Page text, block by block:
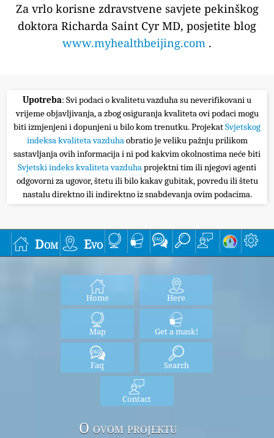
Za vrlo korisne zdravstvene savjete pekinškog
doktora Richarda Saint Cyr MD, posjetite blog
www.myhealthbeijing.com .
Upotreba: Svi podaci o kvalitetu vazduha su neverifikovani u
vrijeme objavljivanja, a zbog osiguranja kvaliteta ovi podaci mogu
biti izmjenjeni i dopunjeni u bilo kom trenutku. ProjekatSvjetskog
indeksa kvaliteta vazduhaobratio je veliku pažnju prilikom
sastavljanja ovih informacija i ni pod kakvim okolnostima neće biti
Svjetski indeks kvaliteta vazduhaprojektni tim ili njegovi agenti
odgovorni za ugovor, štetu ili bilo kakav gubitak, povredu ili štetu
nastalu direktno ili indirektno iz snabdevanja ovim podacima.
Dom Evo
Home Here
Map Get a mask!
Faq Search
Contact
O ovom projektu